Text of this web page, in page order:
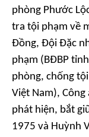
phòng Phước
tra tội phạm về
Đồng, Đội Đặc
phạm (BĐBP
phòng, chống
Việt Nam),
phát hiện, bắt
1975 và Huỳnh